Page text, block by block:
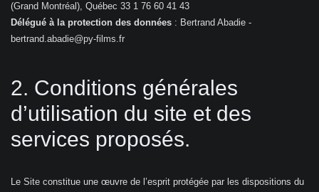
(Grand Montréal), Québec 33 1 76 60 41 43
Délégué à la protection des données : Bertrand Abadie -
bertrand.abadie@py-films.fr
2. Conditions générales
d’utilisation du site et des
services proposés.
Le Site constitue une œuvre de l’esprit protégée par les dispositions du